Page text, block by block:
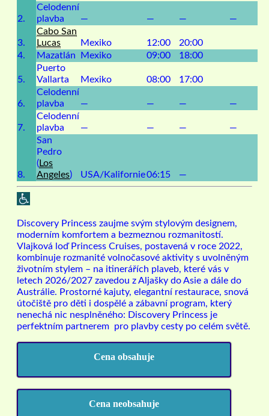
2.
Celodenní
plavba
— — — —
3.
Cabo San
Lucas
Mexiko 12:00
20:00
4.
Mazatlán Mexiko 09:00 18:00
5.
Puerto
Vallarta
Mexiko 08:00 17:00
6.
Celodenní
plavba
— — — —
7.
Celodenní
plavba
— — — —
8.
San
Pedro
(Los
Angeles) USA/Kalifornie06:15 —
Discovery Princess zaujme svým stylovým designem,
moderním komfortem a bezmeznou rozmanitostí.
Vlajková loď Princess Cruises, postavená v roce 2022,
kombinuje rozmanité volnočasové aktivity s uvolněným
životním stylem – na itinerářích plaveb, které vás v
letech 2026/2027 zavedou z Aljašky do Asie a dále do
Austrálie. Prostorné kajuty, elegantní restaurace, snová
útočiště pro děti i dospělé a zábavní program, který
nenechá nic nesplněného: Discovery Princess je
perfektním partnerem pro plavby cesty po celém světě.
Cena obsahuje
Cena neobsahuje